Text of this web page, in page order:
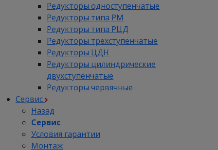
Редукторы одноступенчатые
Редукторы типа РМ
Редукторы типа РЦД
Редукторы трехступенчатые
Редукторы ЦДН
Редукторы цилиндрические
двухступенчатые
Редукторы червячные
Сервис
Назад
Сервис
Условия гарантии
Монтаж